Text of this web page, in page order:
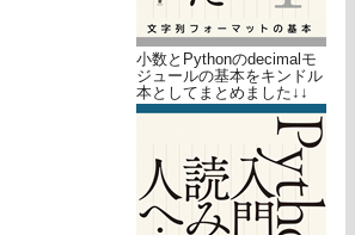
小数とPythonのdecimalモ
ジュールの基本をキンドル
本としてまとめました↓↓